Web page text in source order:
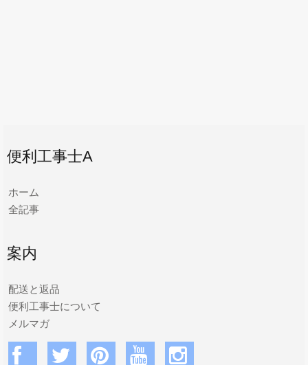
便利工事士A
ホーム
全記事
案内
配送と返品
便利工事士について
メルマガ